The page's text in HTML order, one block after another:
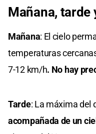
Mañana, tarde
Mañana: El cielo
temperaturas
7-12 km/h. No hay
Tarde: La máxima del
acompañada de un